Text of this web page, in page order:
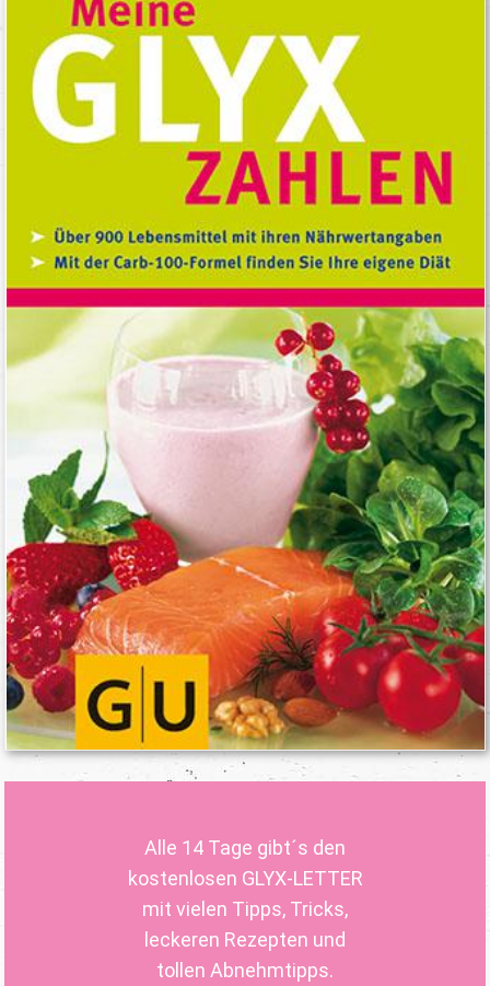
Alle 14 Tage gibt´s den
kostenlosen GLYX-LETTER
mit vielen Tipps, Tricks,
leckeren Rezepten und
tollen Abnehmtipps.